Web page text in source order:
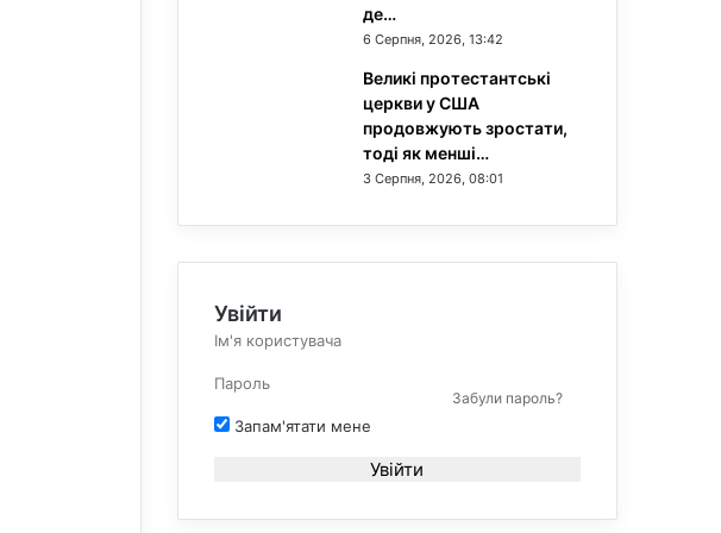
де…
6 Серпня, 2026, 13:42
Великі протестантські
церкви у США
продовжують зростати,
тоді як менші…
3 Серпня, 2026, 08:01
Увійти
Забули пароль?
Запам'ятати мене
Увійти